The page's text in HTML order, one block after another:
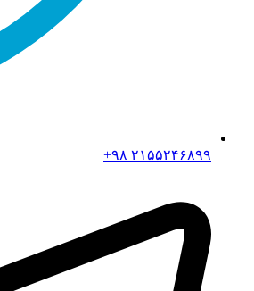
۲۱۵۵۲۴۶۸۹۹ ۹۸+